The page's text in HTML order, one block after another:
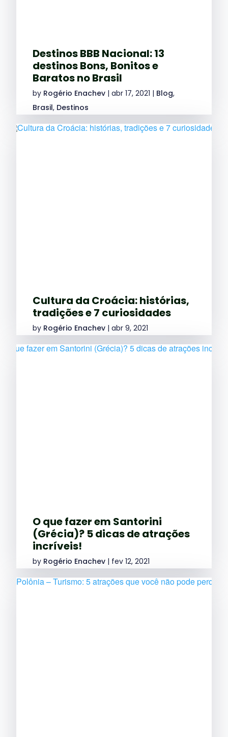
Destinos BBB Nacional: 13
destinos Bons, Bonitos e
Baratos no Brasil
by Rogério Enachev |abr 17, 2021 | Blog,
Brasil, Destinos
Cultura da Croácia: histórias,
tradições e 7 curiosidades
by Rogério Enachev |abr 9, 2021
O que fazer em Santorini
(Grécia)? 5 dicas de atrações
incríveis!
by Rogério Enachev | fev 12, 2021